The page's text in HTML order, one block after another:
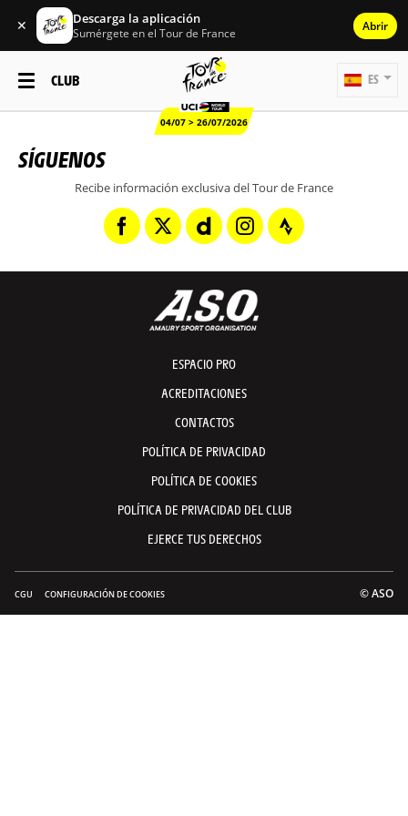
✕ Descarga la aplicación
Sumérgete en el Tour de France Abrir
CLUB
04/07 > 26/07/2026
ES
SÍGUENOS
Recibe información exclusiva del Tour de France
ESPACIO PRO
ACREDITACIONES
CONTACTOS
POLÍTICA DE PRIVACIDAD
POLÍTICA DE COOKIES
POLÍTICA DE PRIVACIDAD DEL CLUB
EJERCE TUS DERECHOS
CGU CONFIGURACIÓN DE COOKIES © ASO